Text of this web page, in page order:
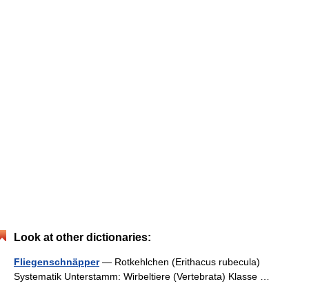
Look at other dictionaries:
Fliegenschnäpper— Rotkehlchen (Erithacus rubecula)
Systematik Unterstamm: Wirbeltiere (Vertebrata) Klasse …